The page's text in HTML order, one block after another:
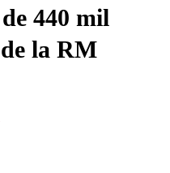
440 mil
la RM